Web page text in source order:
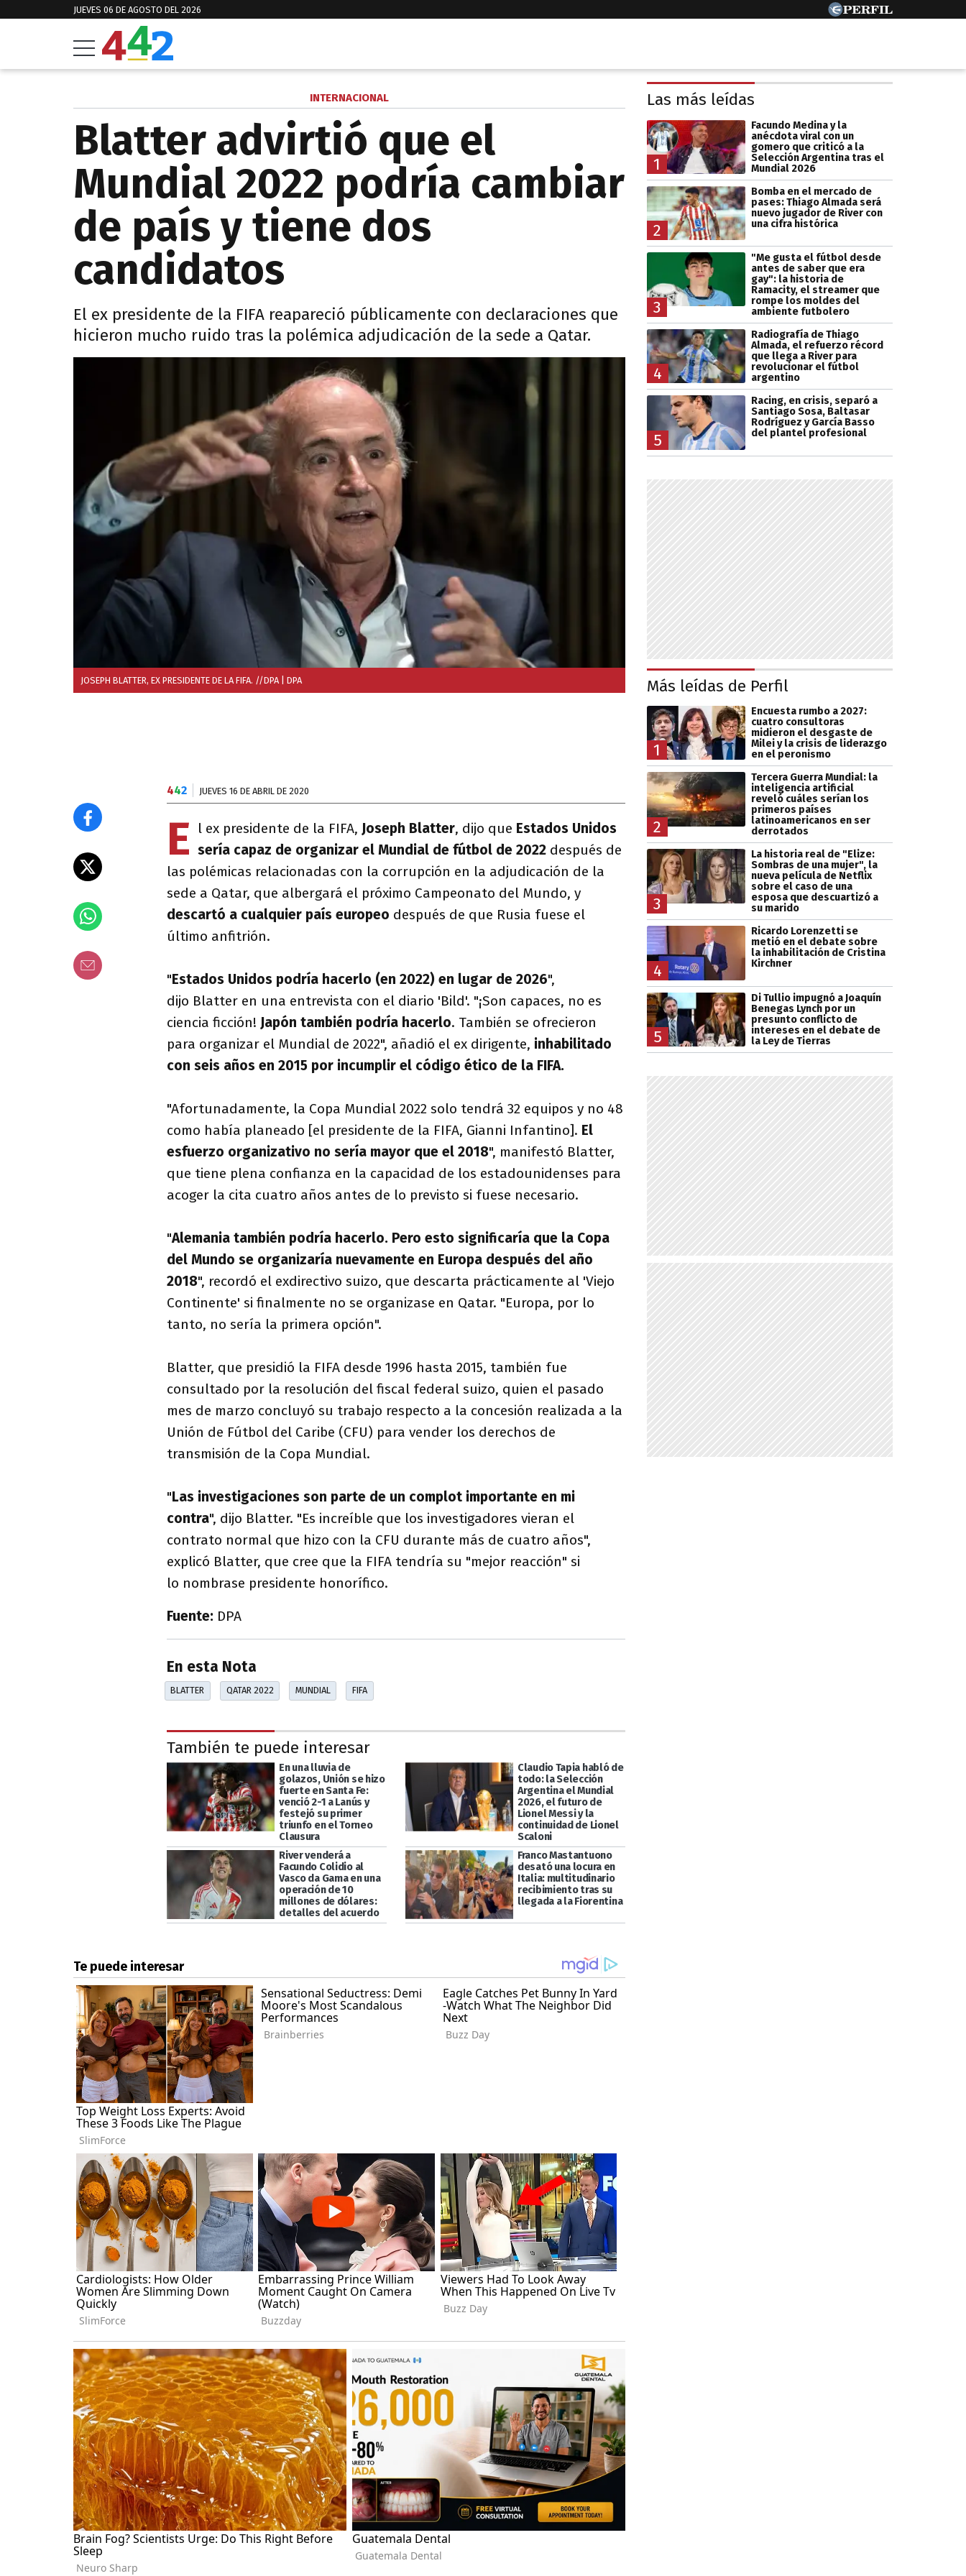
JUEVES 06 DE AGOSTO DEL 2026
INTERNACIONAL
Blatter advirtió que el
Mundial 2022 podría cambiar
de país y tiene dos
candidatos
El ex presidente de la FIFA reapareció públicamente con declaraciones que
hicieron mucho ruido tras la polémica adjudicación de la sede a Qatar.
JOSEPH BLATTER, EX PRESIDENTE DE LA FIFA. //DPA | DPA
442 JUEVES 16 DE ABRIL DE 2020
E l ex presidente de la FIFA, Joseph Blatter, dijo que Estados Unidos
sería capaz de organizar el Mundial de fútbol de 2022 después de
las polémicas relacionadas con la corrupción en la adjudicación de la
sede a Qatar, que albergará el próximo Campeonato del Mundo, y
descartó a cualquier país europeo después de que Rusia fuese el
último anfitrión.
"Estados Unidos podría hacerlo (en 2022) en lugar de 2026",
dijo Blatter en una entrevista con el diario 'Bild'. "¡Son capaces, no es
ciencia ficción! Japón también podría hacerlo. También se ofrecieron
para organizar el Mundial de 2022", añadió el ex dirigente, inhabilitado
con seis años en 2015 por incumplir el código ético de la FIFA.
"Afortunadamente, la Copa Mundial 2022 solo tendrá 32 equipos y no 48
como había planeado [el presidente de la FIFA, Gianni Infantino]. El
esfuerzo organizativo no sería mayor que el 2018", manifestó Blatter,
que tiene plena confianza en la capacidad de los estadounidenses para
acoger la cita cuatro años antes de lo previsto si fuese necesario.
"Alemania también podría hacerlo. Pero esto significaría que la Copa
del Mundo se organizaría nuevamente en Europa después del año
2018", recordó el exdirectivo suizo, que descarta prácticamente al 'Viejo
Continente' si finalmente no se organizase en Qatar. "Europa, por lo
tanto, no sería la primera opción".
Blatter, que presidió la FIFA desde 1996 hasta 2015, también fue
consultado por la resolución del fiscal federal suizo, quien el pasado
mes de marzo concluyó su trabajo respecto a la concesión realizada a la
Unión de Fútbol del Caribe (CFU) para vender los derechos de
transmisión de la Copa Mundial.
"Las investigaciones son parte de un complot importante en mi
contra", dijo Blatter. "Es increíble que los investigadores vieran el
contrato normal que hizo con la CFU durante más de cuatro años",
explicó Blatter, que cree que la FIFA tendría su "mejor reacción" si
lo nombrase presidente honorífico.
Fuente: DPA
En esta Nota
BLATTER QATAR 2022 MUNDIAL FIFA
También te puede interesar
En una lluvia de
golazos, Unión se hizo
fuerte en Santa Fe:
venció 2-1 a Lanús y
festejó su primer
triunfo en el Torneo
Clausura
Claudio Tapia habló de
todo: la Selección
Argentina el Mundial
2026, el futuro de
Lionel Messi y la
continuidad de Lionel
Scaloni
River venderá a
Facundo Colidio al
Vasco da Gama en una
operación de 10
millones de dólares:
detalles del acuerdo
Franco Mastantuono
desató una locura en
Italia: multitudinario
recibimiento tras su
llegada a la Fiorentina
Las más leídas
1
Facundo Medina y la
anécdota viral con un
gomero que criticó a la
Selección Argentina tras el
Mundial 2026
2
Bomba en el mercado de
pases: Thiago Almada será
nuevo jugador de River con
una cifra histórica
3
"Me gusta el fútbol desde
antes de saber que era
gay": la historia de
Ramacity, el streamer que
rompe los moldes del
ambiente futbolero
4
Radiografía de Thiago
Almada, el refuerzo récord
que llega a River para
revolucionar el fútbol
argentino
5
Racing, en crisis, separó a
Santiago Sosa, Baltasar
Rodríguez y García Basso
del plantel profesional
Más leídas de Perfil
1
Encuesta rumbo a 2027:
cuatro consultoras
midieron el desgaste de
Milei y la crisis de liderazgo
en el peronismo
2
Tercera Guerra Mundial: la
inteligencia artificial
reveló cuáles serían los
primeros países
latinoamericanos en ser
derrotados
3
La historia real de "Elize:
Sombras de una mujer", la
nueva película de Netflix
sobre el caso de una
esposa que descuartizó a
su marido
4
Ricardo Lorenzetti se
metió en el debate sobre
la inhabilitación de Cristina
Kirchner
5
Di Tullio impugnó a Joaquín
Benegas Lynch por un
presunto conflicto de
intereses en el debate de
la Ley de Tierras